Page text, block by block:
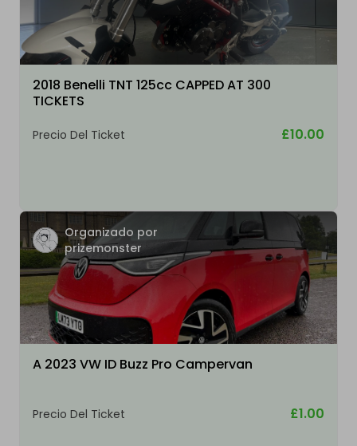
2018 Benelli TNT 125cc CAPPED AT 300
TICKETS
Precio Del Ticket £10.00
Organizado por
prizemonster
A 2023 VW ID Buzz Pro Campervan
Precio Del Ticket £1.00